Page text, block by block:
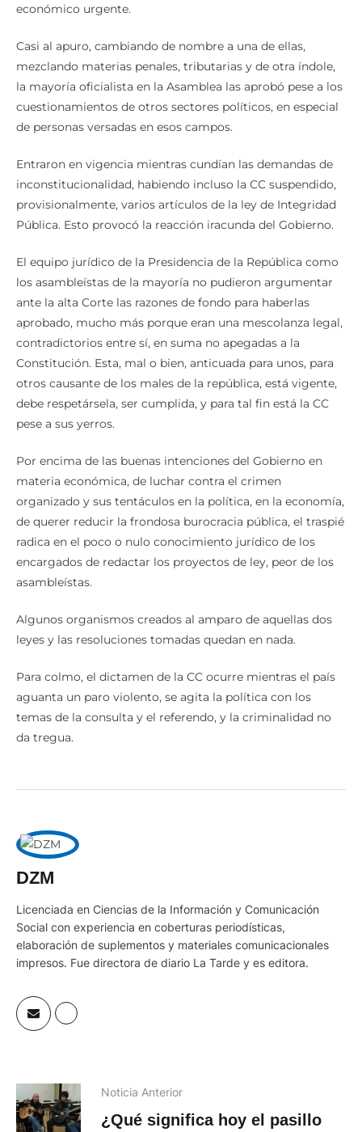
económico urgente.
Casi al apuro, cambiando de nombre a una de ellas,
mezclando materias penales, tributarias y de otra índole,
la mayoría oficialista en la Asamblea las aprobó pese a los
cuestionamientos de otros sectores políticos, en especial
de personas versadas en esos campos.
Entraron en vigencia mientras cundían las demandas de
inconstitucionalidad, habiendo incluso la CC suspendido,
provisionalmente, varios artículos de la ley de Integridad
Pública. Esto provocó la reacción iracunda del Gobierno.
El equipo jurídico de la Presidencia de la República como
los asambleístas de la mayoría no pudieron argumentar
ante la alta Corte las razones de fondo para haberlas
aprobado, mucho más porque eran una mescolanza legal,
contradictorios entre sí, en suma no apegadas a la
Constitución. Esta, mal o bien, anticuada para unos, para
otros causante de los males de la república, está vigente,
debe respetársela, ser cumplida, y para tal fin está la CC
pese a sus yerros.
Por encima de las buenas intenciones del Gobierno en
materia económica, de luchar contra el crimen
organizado y sus tentáculos en la política, en la economía,
de querer reducir la frondosa burocracia pública, el traspié
radica en el poco o nulo conocimiento jurídico de los
encargados de redactar los proyectos de ley, peor de los
asambleístas.
Algunos organismos creados al amparo de aquellas dos
leyes y las resoluciones tomadas quedan en nada.
Para colmo, el dictamen de la CC ocurre mientras el país
aguanta un paro violento, se agita la política con los
temas de la consulta y el referendo, y la criminalidad no
da tregua.
DZM
Licenciada en Ciencias de la Información y Comunicación
Social con experiencia en coberturas periodísticas,
elaboración de suplementos y materiales comunicacionales
impresos. Fue directora de diario La Tarde y es editora.
Noticia Anterior
¿Qué significa hoy el pasillo